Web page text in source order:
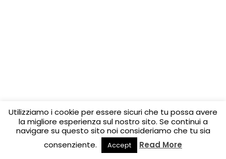
Utilizziamo i cookie per essere sicuri che tu possa avere
la migliore esperienza sul nostro sito. Se continui a
navigare su questo sito noi consideriamo che tu sia
consenziente.
Accept Read More